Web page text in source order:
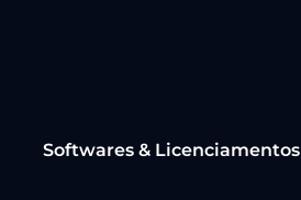
Softwares & Licenciamentos